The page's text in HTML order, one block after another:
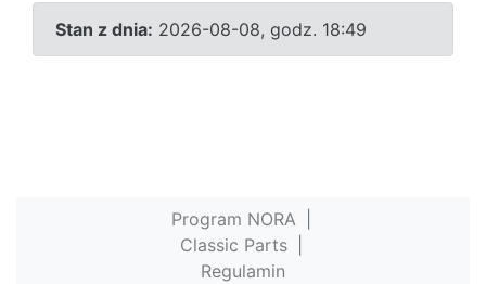
Stan z dnia: 2026-08-08, godz. 18:49
Program NORA
Classic Parts
Regulamin